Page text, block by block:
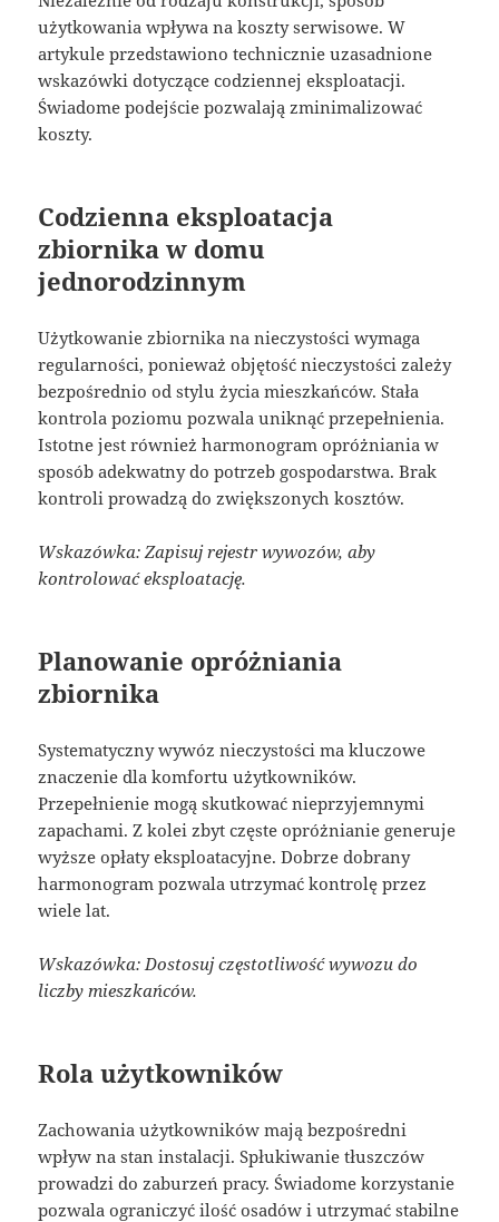
użytkowania wpływa na koszty serwisowe. W
artykule przedstawiono technicznie uzasadnione
wskazówki dotyczące codziennej eksploatacji.
Świadome podejście pozwalają zminimalizować
koszty.
Codzienna eksploatacja
zbiornika w domu
jednorodzinnym
Użytkowanie zbiornika na nieczystości wymaga
regularności, ponieważ objętość nieczystości zależy
bezpośrednio od stylu życia mieszkańców. Stała
kontrola poziomu pozwala uniknąć przepełnienia.
Istotne jest również harmonogram opróżniania w
sposób adekwatny do potrzeb gospodarstwa. Brak
kontroli prowadzą do zwiększonych kosztów.
Wskazówka: Zapisuj rejestr wywozów, aby
kontrolować eksploatację.
Planowanie opróżniania
zbiornika
Systematyczny wywóz nieczystości ma kluczowe
znaczenie dla komfortu użytkowników.
Przepełnienie mogą skutkować nieprzyjemnymi
zapachami. Z kolei zbyt częste opróżnianie generuje
wyższe opłaty eksploatacyjne. Dobrze dobrany
harmonogram pozwala utrzymać kontrolę przez
wiele lat.
Wskazówka: Dostosuj częstotliwość wywozu do
liczby mieszkańców.
Rola użytkowników
Zachowania użytkowników mają bezpośredni
wpływ na stan instalacji. Spłukiwanie tłuszczów
prowadzi do zaburzeń pracy. Świadome korzystanie
pozwala ograniczyć ilość osadów i utrzymać stabilne